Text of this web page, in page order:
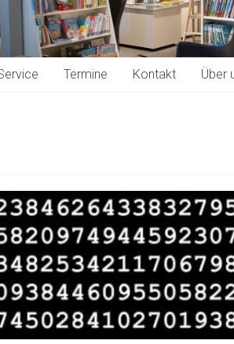
Termine Kontakt Über